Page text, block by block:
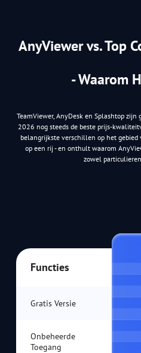
AnyViewer vs. Top
- Waarom
TeamViewer, AnyDesk en Splashtop zijn
2026 nog steeds de beste prijs-
belangrijkste verschillen op het
op een rij - en onthult waarom
zowel
Functies
Gratis Versie
Onbeheerde
Toegang